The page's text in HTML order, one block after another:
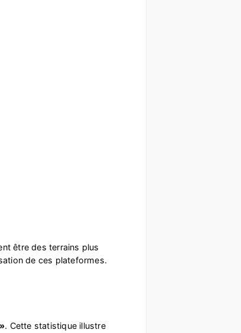
être des terrains plus
de ces plateformes.
. Cette statistique illustre